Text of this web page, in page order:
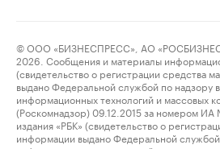
© ООО «БИЗНЕСПРЕСС», АО
2026. Сообщения и материалы
(свидетельство о регистрации средства
выдано Федеральной службой по надзору
информационных технологий и массовых
(Роскомнадзор) 09.12.2015 за номером
издания «РБК» (свидетельство о
информации выдано Федеральной